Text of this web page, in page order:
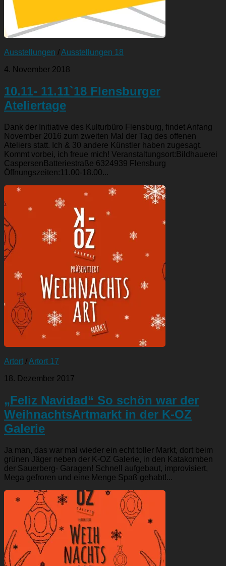
Ausstellungen /Ausstellungen 18
4. November 2018
10.11- 11.11`18 Flensburger
Ateliertage
Dank der Initiative des Kulturbüro Flensburg, findet Anfang
November 2016 zum zweiten Mal der Tag des offenen
Ateliers statt. Ich & 30 andere Künstler haben zugesagt.
Kommt vorbei, ich freue mich! Veranstaltungsort:Bildhauerei
CaspersenBatteriestraße 6324939 Flensburg
Öffnungszeiten:11.00-18.00...
Artort /Artort 17
18. Dezember 2017
„Feliz Navidad“ So schön war der
WeihnachtsArtmarkt in der K-OZ
Galerie
Ja man, das war mal wieder ein echt toller Markt, dort beim
grünen Jäger neben der K-OZ Galerie, in den Katakomben
der Sauerberg- Garagen! Schnell aufgebaut, improvisiert,
Mega gefroren und eine Menge Spaß gehabt!...